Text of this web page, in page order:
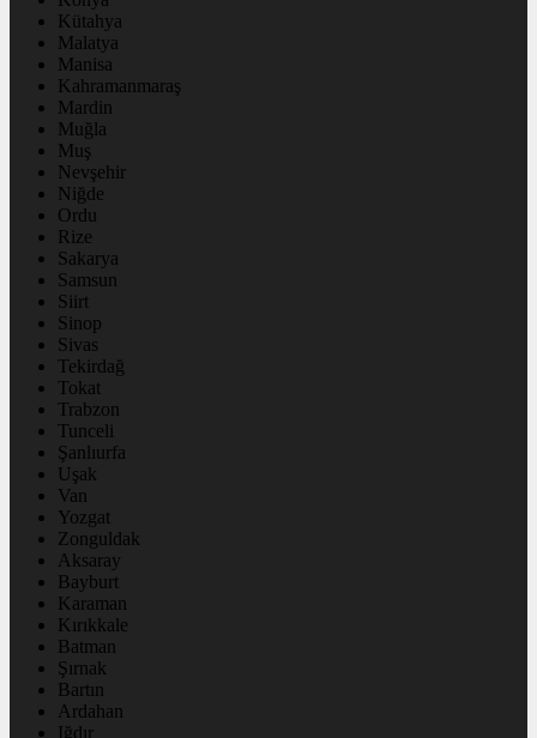
Kütahya
Malatya
Manisa
Kahramanmaraş
Mardin
Muğla
Muş
Nevşehir
Niğde
Ordu
Rize
Sakarya
Samsun
Siirt
Sinop
Sivas
Tekirdağ
Tokat
Trabzon
Tunceli
Şanlıurfa
Uşak
Van
Yozgat
Zonguldak
Aksaray
Bayburt
Karaman
Kırıkkale
Batman
Şırnak
Bartın
Ardahan
Iğdır